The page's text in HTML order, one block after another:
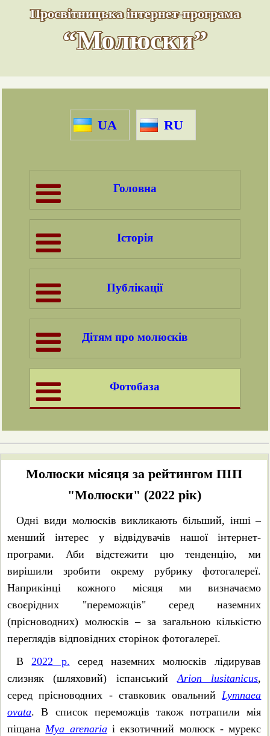
Просвітницька інтернет-програма
“Молюски”
UA RU
Головна
Історія
Публікації
Дітям про молюсків
Фотобаза
Молюски місяця за рейтингом ПІП
"Молюски" (2022 рік)
Одні види молюсків викликають більший, інші –
менший інтерес у відвідувачів нашої інтернет-
програми. Аби відстежити цю тенденцію, ми
вирішили зробити окрему рубрику фотогалереї.
Наприкінці кожного місяця ми визначаємо
своєрідних "переможців" серед наземних
(прісноводних) молюсків – за загальною кількістю
переглядів відповідних сторінок фотогалереї.
В2022 р. серед наземних молюсків лідирував
слизняк (шляховий) іспанськийArion lusitanicus,
серед прісноводних - ставковик овальнийLymnaea
ovata. В список переможців також потрапили мія
піщанаMya arenariaі екзотичний молюск - мурекс